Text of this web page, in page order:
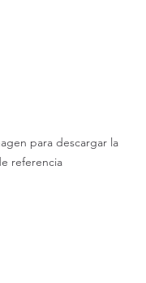
para descargar la
referencia